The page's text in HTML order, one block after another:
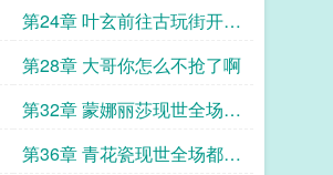
第24章 叶玄前往古玩街开始
捡漏
第28章 大哥你怎么不抢了啊
第32章 蒙娜丽莎现世全场震
撼
第36章 青花瓷现世全场都被